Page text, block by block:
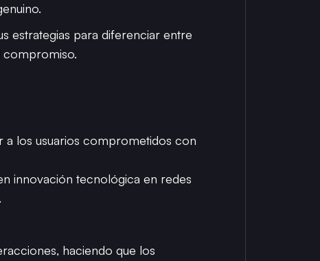
estrategias para diferenciar entre
compromiso.
los usuarios comprometidos con
innovación tecnológica en redes
haciendo que los